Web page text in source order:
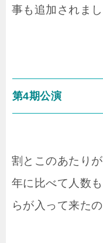
事も追加されま
第4期公演
割とこのあたり
年に比べて人数
らが入って来た